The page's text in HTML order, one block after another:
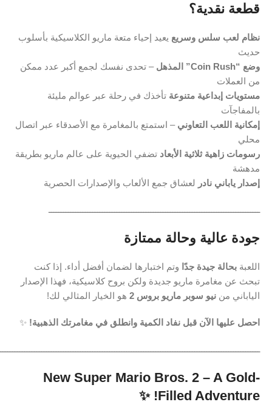
قطعة نقدية؟
نظام لعب سلس وسريع يعيد إحياء متعة ماريو الكلاسيكية بأسلوب
حديث
وضع “Coin Rush” المذهل
– تحدى نفسك لجمع أكبر عدد ممكن
من العملات
مستويات إبداعية متنوعة تأخذك في رحلة عبر عوالم مليئة
بالمفاجآت
إمكانية اللعب التعاوني – استمتع بالمغامرة مع الأصدقاء عبر اتصال
محلي
رسومات زاهية ثلاثية الأبعاد تضفي الحيوية على عالم ماريو بطريقة
مدهشة
إصدار ياباني نادر لعشاق جمع الألعاب والإصدارات الحصرية
ـــــــــــــــــــــــــــــــــــــــــــــــــــــــــــــــــــــــــــــــــــــــ
جودة عالية وحالة ممتازة
اللعبة بحالة جيدة جدًا وتم اختبارها لضمان أفضل أداء. إذا كنت
تبحث عن مغامرة ماريو جديدة ولكن بروح كلاسيكية، فهذا الإصدار
الياباني من نيو سوبر ماريو بروس 2 هو الخيار المثالي لك!
احصل عليها الآن قبل نفاد الكمية وانطلق في مغامرتك الذهبية! ✨
New Super Mario Bros. 2 – A Gold-
Filled Adventure!
✨